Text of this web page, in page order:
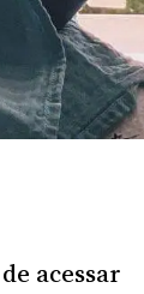
acessar